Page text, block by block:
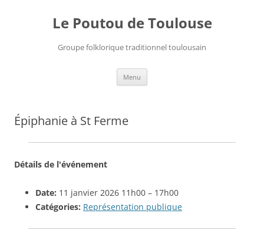
Le Poutou de Toulouse
Groupe folklorique traditionnel toulousain
Menu
Épiphanie à St Ferme
Détails de l'événement
Date: 11 janvier 2026 11h00 – 17h00
Catégories: Représentation publique